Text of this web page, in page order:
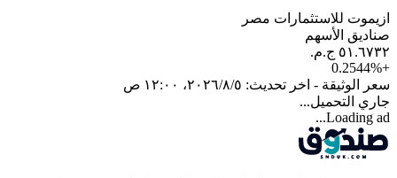
ازيموت للاستثمارات مصر
صناديق الأسهم
+
0.2544%
سعر الوثيقة - اخر تحديث: ٥‏/٨‏/٢٠٢٦، ١٢:٠٠ ص
جاري التحميل...
Loading ad...